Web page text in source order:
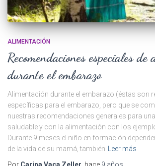
ALIMENTACIÓN
Recomendaciones especiales
durante el embarazo
Alimentación durante el embarazo (éstas son
específicas para el embarazo, pero que se
nuestras recomendaciones generales para
saludable y con la alimentación con los
Durante 9 meses el niño en formación
de la vida de su mamá, también Leer más